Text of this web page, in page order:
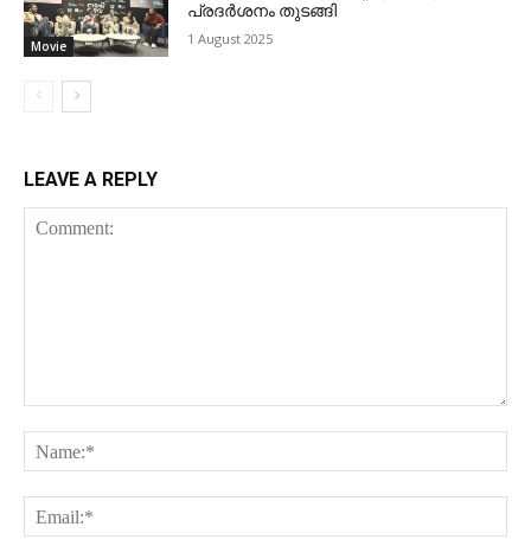
Movie
പ്രദര്‍ശനം തുടങ്ങി
1 August 2025
LEAVE A REPLY